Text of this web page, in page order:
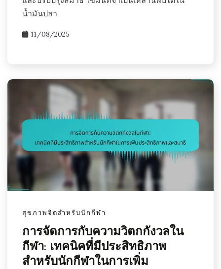
น้ำมันปลา
11/08/2025
สุขภาพจิตสำหรับนักกีฬา
การจัดการกับความวิตกกังวลใน
กีฬา: เทคนิคที่มีประสิทธิภาพ
สำหรับนักกีฬาในการเพิ่ม